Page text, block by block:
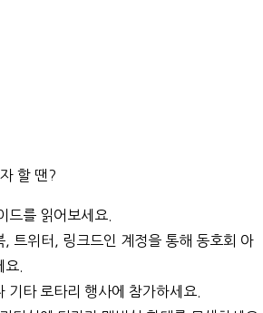
할 땐?
드를 읽어보세요.
트위터 링크드인 계정을 통해 동호회 아
.
기타 로타리 행사에 참가하세요.